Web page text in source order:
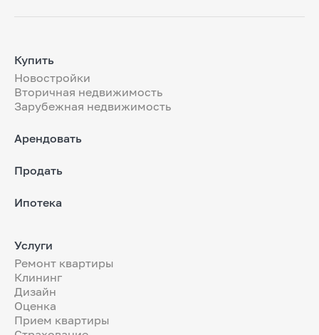
Купить
Новостройки
Вторичная недвижимость
Зарубежная недвижимость
Арендовать
Продать
Ипотека
Услуги
Ремонт квартиры
Клининг
Дизайн
Оценка
Прием квартиры